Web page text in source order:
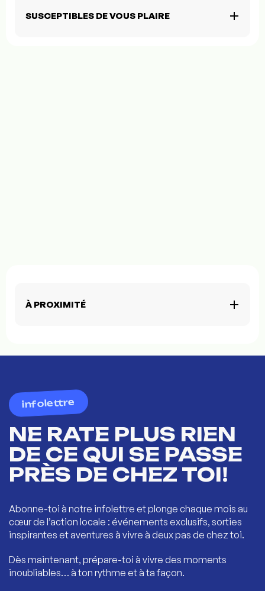
SUSCEPTIBLES DE VOUS PLAIRE
À PROXIMITÉ
infolettre
NE RATE PLUS RIEN
DE CE QUI SE PASSE
PRÈS DE CHEZ TOI!
Abonne-toi à notre infolettre et plonge chaque mois au
cœur de l’action locale : événements exclusifs, sorties
inspirantes et aventures à vivre à deux pas de chez toi.
Dès maintenant, prépare-toi à vivre des moments
inoubliables… à ton rythme et à ta façon.